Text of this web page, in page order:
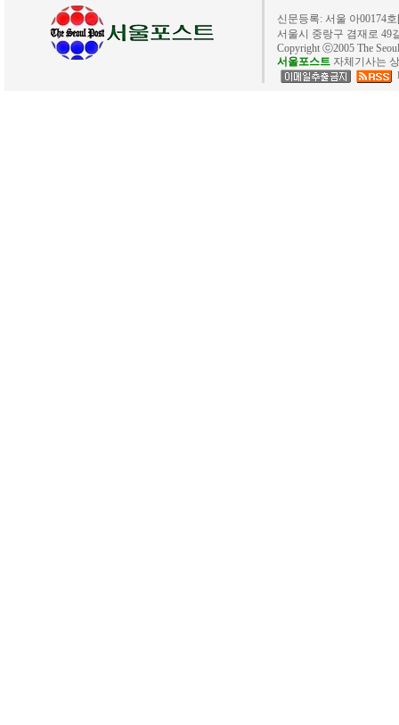
신문등록: 서울 아00174
서울시 중랑구 겸재로 49
Copyright ⓒ2005 The
서울포스트 자체기사는